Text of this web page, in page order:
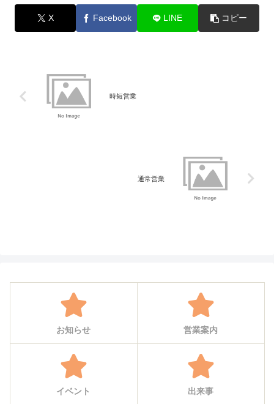
X Facebook LINE コピー
時短営業
通常営業
お知らせ 営業案内
イベント 出来事